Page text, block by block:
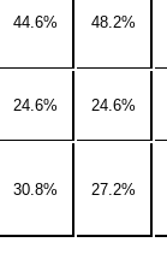
44.6% 48.2%
24.6% 24.6%
30.8% 27.2%